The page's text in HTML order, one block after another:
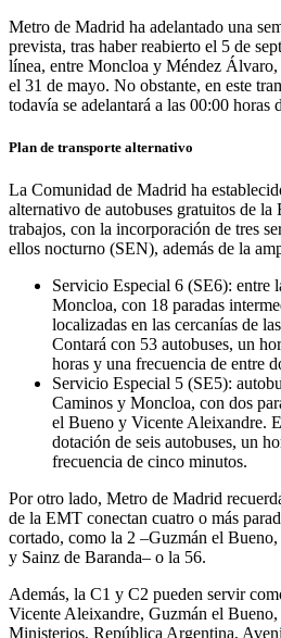
Metro de Madrid ha adelantado una
prevista, tras haber reabierto el 5 de
línea, entre Moncloa y Méndez Álvaro,
el 31 de mayo. No obstante, en este
todavía se adelantará a las 00:00 horas
Plan de transporte alternativo
La Comunidad de Madrid ha
alternativo de autobuses gratuitos de
trabajos, con la incorporación de tres
ellos nocturno (SEN), además de la
Servicio Especial 6 (SE6): entre
Moncloa, con 18 paradas
localizadas en las cercanías de
Contará con 53 autobuses, un
horas y una frecuencia de entre
Servicio Especial 5 (SE5):
Caminos y Moncloa, con dos
el Bueno y Vicente Aleixandre.
dotación de seis autobuses, un
frecuencia de cinco minutos.
Por otro lado, Metro de Madrid
de la EMT conectan cuatro o más
cortado, como la 2 –Guzmán el
y Sainz de Baranda– o la 56.
Además, la C1 y C2 pueden servir
Vicente Aleixandre, Guzmán el
Ministerios, República Argentina,